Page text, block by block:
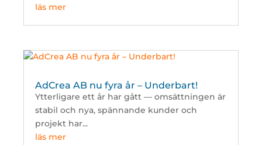
läs mer
AdCrea AB nu fyra år – Underbart!
Ytterligare ett år har gått — omsättningen är
stabil och nya, spännande kunder och
projekt har...
läs mer